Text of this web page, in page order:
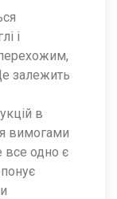
і
залежить
в
вимогами
все одно є